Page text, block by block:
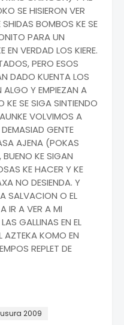
SE HISIERON VER
SHIDAS BOMBOS KE SE
PARA UN
EN VERDAD LOS KIERE.
PERO ESOS
DADO KUENTA LOS
ALGO Y EMPIEZAN A
KE SE SIGA SINTIENDO
VOLVIMOS A
GENTE
AJENA (POKAS
BUENO KE SIGAN
KE HACER Y KE
NO DESIENDA. Y
SALVACION O EL
IR A VER A MI
GALLINAS EN EL
AZTEKA KOMO EN
REPLET DE
2009